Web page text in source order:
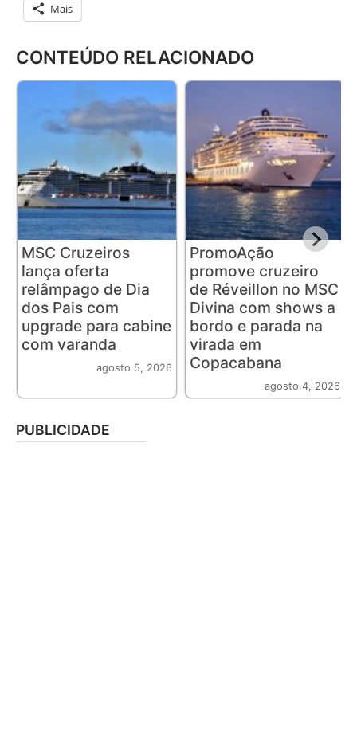
Mais
CONTEÚDO RELACIONADO
MSC Cruzeiros
lança oferta
relâmpago de Dia
dos Pais com
upgrade para cabine
com varanda
agosto 5, 2026
PromoAção
promove cruzeiro
de Réveillon no MSC
Divina com shows a
bordo e parada na
virada em
Copacabana
agosto 4, 2026
PUBLICIDADE